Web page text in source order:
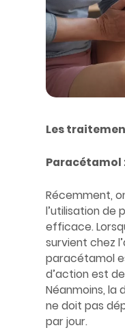
Les
Paracétamol
Récemment,
l’utilisation de
efficace.
survient chez
paracétamol
d’action est
Néanmoins, la
ne doit pas
par jour.